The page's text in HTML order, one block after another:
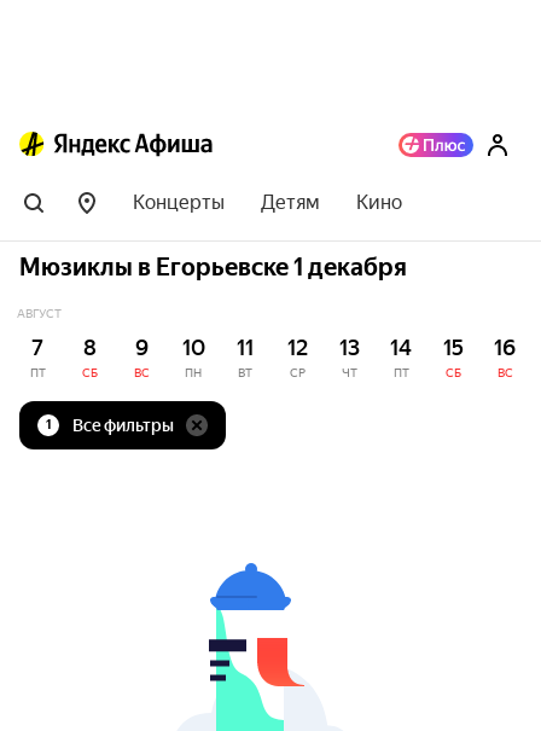
Концерты Детям Кино
Мюзиклы в Егорьевске 1 декабря
АВГУСТ
7
ПТ
8
СБ
9
ВС
10
ПН
11
ВТ
12
СР
13
ЧТ
14
ПТ
15
СБ
16
ВС
1 Все фильтры